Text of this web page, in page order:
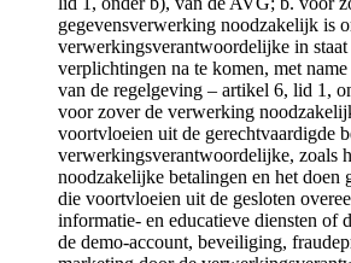
gegevensverwerking noodzakelijk is
verwerkingsverantwoordelijke in
verplichtingen na te komen, met
van de regelgeving – artikel 6, lid 1,
voor zover de verwerking
voortvloeien uit de gerechtvaardigde
verwerkingsverantwoordelijke, zoals
noodzakelijke betalingen en het doen
die voortvloeien uit de gesloten
informatie- en educatieve diensten of
de demo-account, beveiliging,